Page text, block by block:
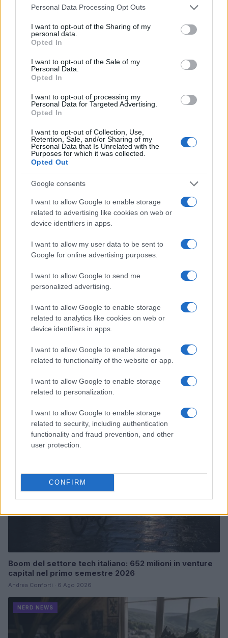
Please note that this website/app uses one or more Google
not limited to your visit or usage behaviour. You may click to
grant or deny consent to Google and its third-party tags to
use your data for below specified purposes in below Google
consent section.
Personal Data Processing Opt Outs
I want to opt-out of the Sharing of my
personal data.
Opted In
I want to opt-out of the Sale of my
Personal Data.
Opted In
I want to opt-out of processing my
Personal Data for Targeted Advertising.
Opted In
I want to opt-out of Collection, Use,
Retention, Sale, and/or Sharing of my
Personal Data that Is Unrelated with the
Purposes for which it was collected.
Opted Out
Google consents
I want to allow Google to enable storage
related to advertising like cookies on web or
device identifiers in apps.
I want to allow my user data to be sent to
Google for online advertising purposes.
I want to allow Google to send me
personalized advertising.
I want to allow Google to enable storage
related to analytics like cookies on web or
device identifiers in apps.
I want to allow Google to enable storage
related to functionality of the website or app.
I want to allow Google to enable storage
related to personalization.
I want to allow Google to enable storage
related to security, including authentication
functionality and fraud prevention, and other
user protection.
CONFIRM
Continua a leggere
Pieve Comics 2026: tutto ciò che devi sapere
sull’evento nerd di Perugia
NERD NEWS
Boom del settore tech italiano: 652 milioni in venture
capital nel primo semestre 2026
Andrea Conforti · 6 Ago 2026
NERD NEWS